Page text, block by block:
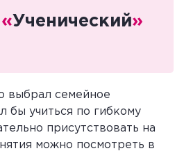
Ученический»
выбрал семейное
бы учиться по гибкому
присутствовать на
можно посмотреть в